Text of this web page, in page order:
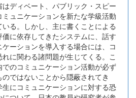
ディベート、パブリック・スピー
ュニケーションを新たな学級活動
る。しかし、主に書くことによる
に依存してきたシステムに、話す
ーションを導入する場合には、コ
に関わる諸問題が生じてくる。こ
のコミュニケーション活動が必ず
ではないことから隠蔽されてき
にコミュニケーションに対する恐